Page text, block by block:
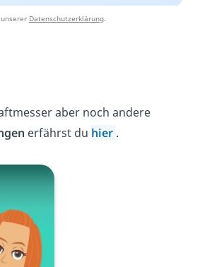
Datenschutzerklärung
aber noch andere
erfährst du hier .